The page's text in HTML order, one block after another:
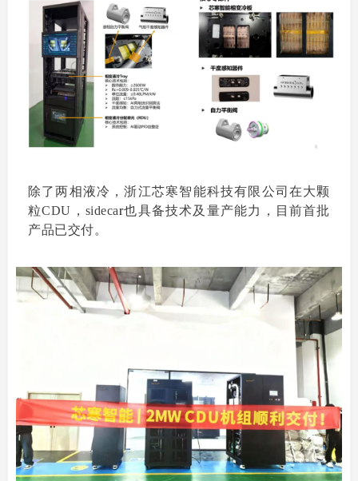
除了两相液冷，浙江芯寒智能科技有限公司在大颗
粒CDU，sidecar也具备技术及量产能力，目前首批
产品已交付。